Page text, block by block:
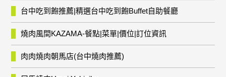
台中吃到飽推薦|精選台中吃到飽Buffet自助餐廳
燒肉風間KAZAMA-餐點|菜單|價位|訂位資訊
肉肉燒肉朝馬店(台中燒肉推薦)